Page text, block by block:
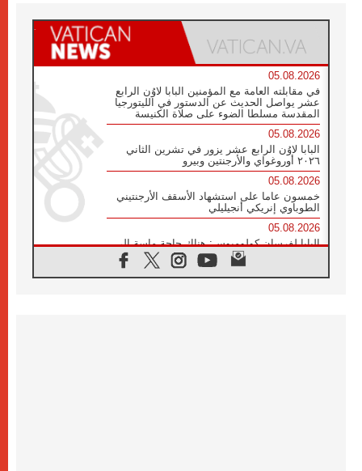
05.08.2026
في مقابلته العامة مع المؤمنين البابا لاوُن الرابع
عشر يواصل الحديث عن الدستور في الليتورجيا
المقدسة مسلطا الضوء على صلاة الكنيسة
05.08.2026
البابا لاوُن الرابع عشر يزور في تشرين الثاني
٢٠٢٦ أوروغواي والأرجنتين وبيرو
05.08.2026
خمسون عاما على استشهاد الأسقف الأرجنتيني
الطوباوي إنريكي أنجيليلي
05.08.2026
البابا لفرسان كولومبوس: هناك حاجة ماسة إلى
أنبياء تناغم يسعون إلى بناء الجسور
04.08.2026